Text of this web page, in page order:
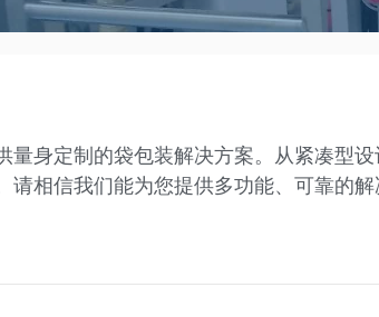
量身定制的袋包装解决方案。从紧凑型
相信我们能为您提供多功能、可靠的解